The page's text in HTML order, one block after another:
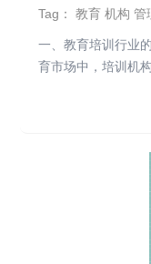
Tag：教育 机构 管
一、教育培训行业
育市场中，培训机